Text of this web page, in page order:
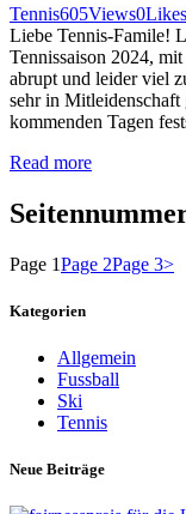
Tennis605Views0Likes
Liebe Tennis-Famile!
Tennissaison 2024,
abrupt und leider viel
sehr in
kommenden Tagen
Read more
Page 1Page 2Page 3>
Kategorien
Allgemein
Fussball
Ski
Tennis
Neue Beiträge